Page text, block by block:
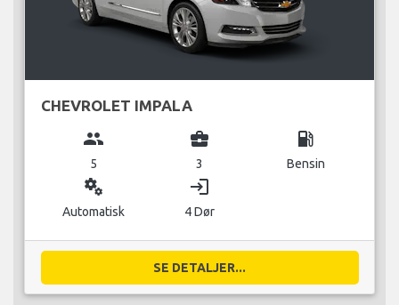
CHEVROLET IMPALA
group
5
business_center
3
local_gas_station
Bensin
miscellaneous_services
Automatisk
login
4 Dør
SE DETALJER...